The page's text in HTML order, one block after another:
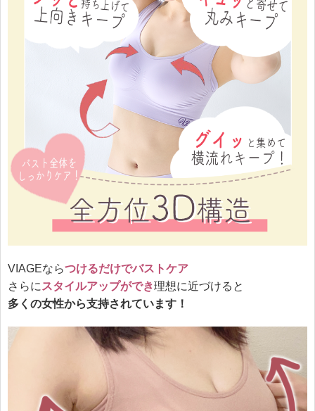
VIAGEならつけるだけでバストケア
さらに スタイルアップができ理想に近づけると
多くの女性から支持されています！